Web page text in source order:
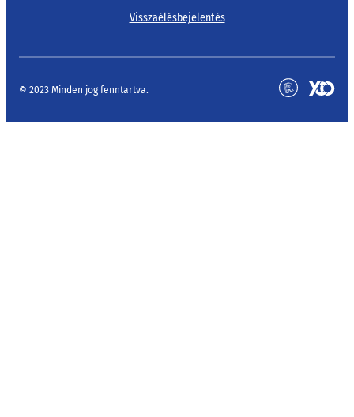
Visszaélésbejelentés
© 2023 Minden jog fenntartva.